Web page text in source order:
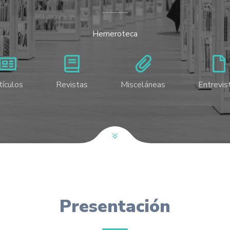
Hemeroteca
Revistas Misceláneas
Presentación